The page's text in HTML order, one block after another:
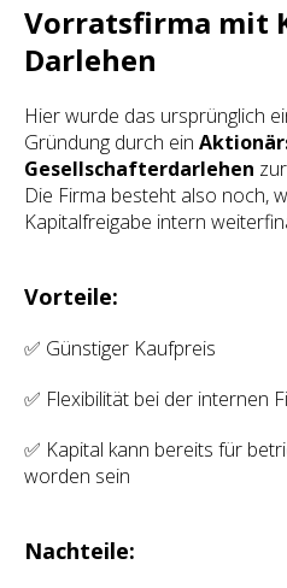
Vorratsfirma mit
Darlehen
Hier wurde das ursprünglich
Gründung durch ein
Gesellschafterdarlehen
Die Firma besteht also noch,
Kapitalfreigabe intern
Vorteile:
✅ Günstiger Kaufpreis
✅ Flexibilität bei der internen
✅ Kapital kann bereits für
worden sein
Nachteile: